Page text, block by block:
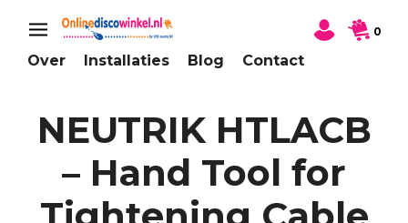
Over Installaties Blog Contact
0
NEUTRIK HTLACB
– Hand Tool for